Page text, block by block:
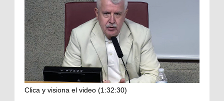
Clica y visiona el video (1:32:30)